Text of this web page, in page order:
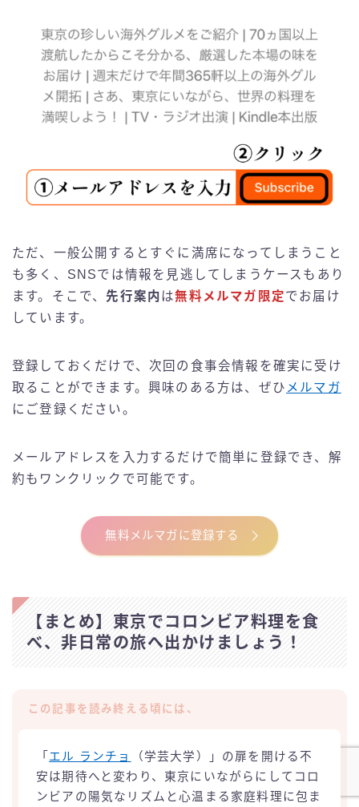
ただ、一般公開するとすぐに満席になってしまうこと
も多く、SNSでは情報を見逃してしまうケースもあり
ます。そこで、先行案内は無料メルマガ限定でお届け
しています。
登録しておくだけで、次回の食事会情報を確実に受け
取ることができます。興味のある方は、ぜひ メルマガ
にご登録ください。
メールアドレスを入力するだけで簡単に登録でき、解
約もワンクリックで可能です。
無料メルマガに登録する
【まとめ】東京でコロンビア料理を食
べ、非日常の旅へ出かけましょう！
この記事を読み終える頃には、
「 エル ランチョ
（学芸大学）」の扉を開ける不
安は期待へと変わり、東京にいながらにしてコロ
ンビアの陽気なリズムと心温まる家庭料理に包ま